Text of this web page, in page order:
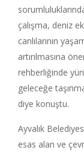
çalışma, deniz
canlılarının
artırılmasına
rehberliğinde
geleceğe
diye konuştu.
Ayvalık
esas alan ve